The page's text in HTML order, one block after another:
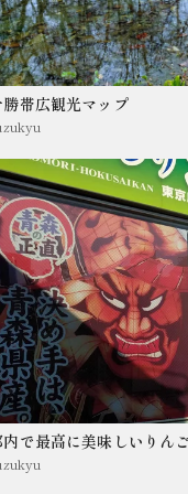
勝帯広観光マップ
内で最高に美味しいりん